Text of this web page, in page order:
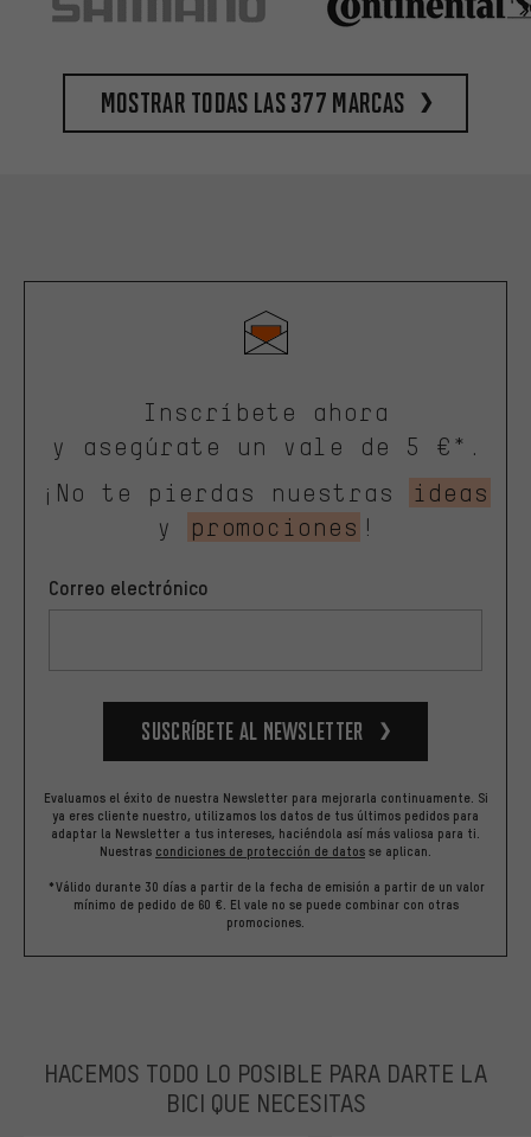
Mostrar todas las 377 marcas
Inscríbete ahora
y asegúrate un vale de 5 €*.
¡No te pierdas nuestras
ideas
y
promociones !
Correo electrónico
Suscríbete al newsletter
Evaluamos el éxito de nuestra Newsletter para mejorarla continuamente. Si
ya eres cliente nuestro, utilizamos los datos de tus últimos pedidos para
adaptar la Newsletter a tus intereses, haciéndola así más valiosa para ti.
Nuestras condiciones de protección de datos se aplican.
*Válido durante 30 días a partir de la fecha de emisión a partir de un valor
mínimo de pedido de 60 €. El vale no se puede combinar con otras
promociones.
HACEMOS TODO LO POSIBLE PARA DARTE LA
BICI QUE NECESITAS